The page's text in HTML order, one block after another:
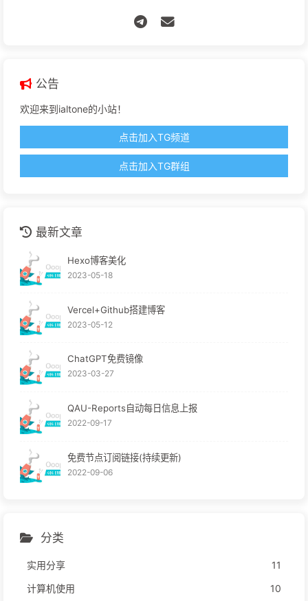
公告
欢迎来到ialtone的小站！
点击加入TG频道
点击加入TG群组
最新文章
Hexo博客美化
2023-05-18
Vercel+Github搭建博客
2023-05-12
ChatGPT免费镜像
2023-03-27
QAU-Reports自动每日信息上报
2022-09-17
免费节点订阅链接(持续更新)
2022-09-06
分类
实用分享
11
计算机使用
10